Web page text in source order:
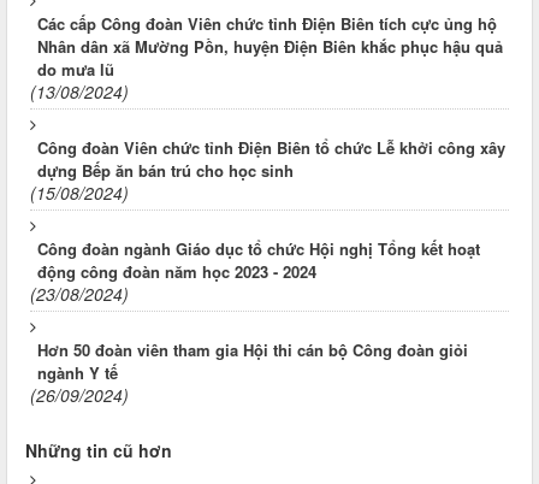
Các cấp Công đoàn Viên chức tỉnh Điện Biên tích cực ủng hộ
Nhân dân xã Mường Pồn, huyện Điện Biên khắc phục hậu quả
do mưa lũ
(13/08/2024)
Công đoàn Viên chức tỉnh Điện Biên tổ chức Lễ khởi công xây
dựng Bếp ăn bán trú cho học sinh
(15/08/2024)
Công đoàn ngành Giáo dục tổ chức Hội nghị Tổng kết hoạt
động công đoàn năm học 2023 - 2024
(23/08/2024)
Hơn 50 đoàn viên tham gia Hội thi cán bộ Công đoàn giỏi
ngành Y tế
(26/09/2024)
Những tin cũ hơn